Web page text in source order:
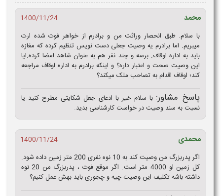
محمد
1400/11/24
با سلام. طبق انحصار وراثت من و برادرم از خواهر فوت شده ارت
میبریم. اما برادرم یه وصیت جعلی دست نویس تنظیم کرده که مغازه
باید به اداره اوقاف. برسه و چند نفر هم به عنوان شاهد امضا کرده.ایا
این وصیت صحت و اعتبار داره؟ و اینکه برادرم به اداره اوقاف مراجعه
کند؛ اوقاف اقدام به تصاحب ملک میکند؟
پاسخ مشاور: با سلام خیر با ادعای جعل شکایتی مطرح کنید یا
نسبت به سند وصیت در خواست کارشناسی بدید.
محمدی
1400/11/24
اگر پدربزرگ من وصیت کند به 10 نوه نفری 200 متر زمین داده شود.
کل زمین او 4000 متر است. اگر موقع فوت ، پدربزرگ من 20 نوه
داشته باشه تکلیف این وصیت چیه و چجوری باید بهش عمل کنیم؟